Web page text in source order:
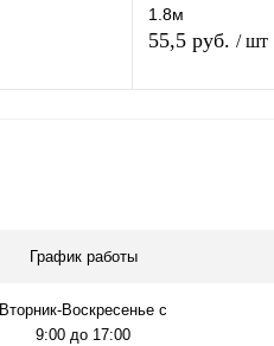
1.8м
55,5 руб. / шт
График работы
Вторник-Воскресенье с
9:00 до 17:00